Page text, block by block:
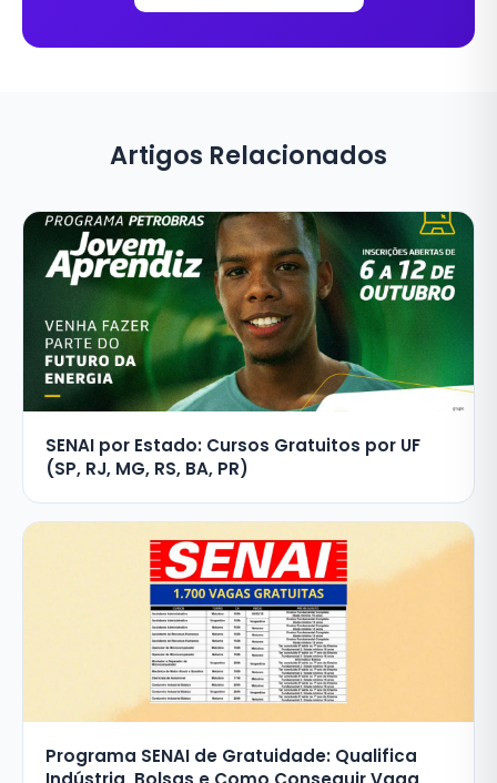
Artigos Relacionados
SENAI por Estado: Cursos Gratuitos por UF
(SP, RJ, MG, RS, BA, PR)
Programa SENAI de Gratuidade: Qualifica